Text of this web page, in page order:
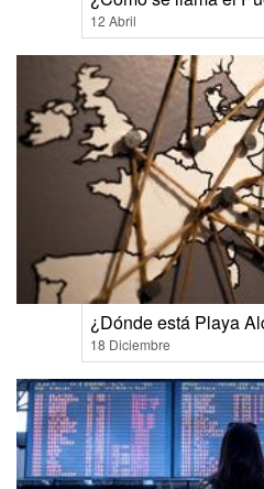
12 Abril
¿Dónde está Playa
18 Diciembre